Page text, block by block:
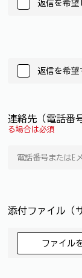
返信を希望
返信を希望
連絡先（電話番
る場合は必須
添付ファイル（
ファイル